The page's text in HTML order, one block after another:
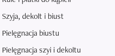
Szyja, dekolt i biust
Pielęgnacja biustu
Pielęgnacja szyi i dekoltu